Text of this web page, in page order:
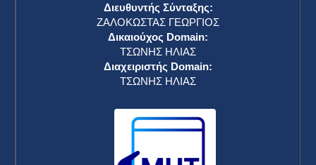
Διευθυντής Σύνταξης:
ΖΑΛΟΚΩΣΤΑΣ ΓΕΩΡΓΙΟΣ
Δικαιούχος Domain:
ΤΣΩΝΗΣ ΗΛΙΑΣ
Διαχειριστής Domain:
ΤΣΩΝΗΣ ΗΛΙΑΣ